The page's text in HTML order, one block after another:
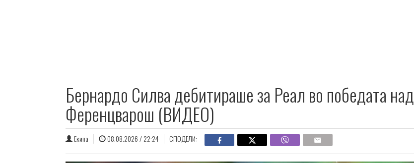
Бернардо Силва дебитираше за Реал во победата над
Ференцварош (ВИДЕО)
Екипа 08.08.2026 / 22:24 СПОДЕЛИ: